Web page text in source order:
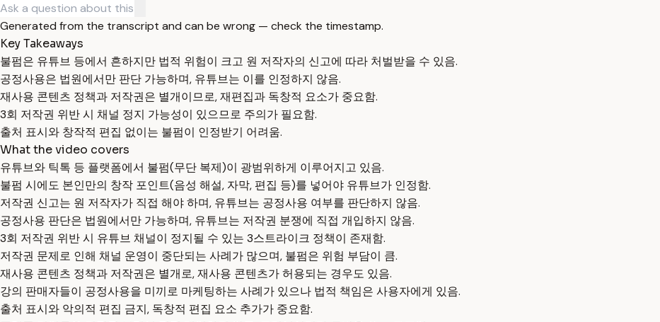
Generated from the transcript and can be wrong — check the timestamp.
Key Takeaways
불펌은 유튜브 등에서 흔하지만 법적 위험이 크고 원 저작자의 신고에 따라 처벌받을 수 있음.
공정사용은 법원에서만 판단 가능하며, 유튜브는 이를 인정하지 않음.
재사용 콘텐츠 정책과 저작권은 별개이므로, 재편집과 독창적 요소가 중요함.
3회 저작권 위반 시 채널 정지 가능성이 있으므로 주의가 필요함.
출처 표시와 창작적 편집 없이는 불펌이 인정받기 어려움.
What the video covers
유튜브와 틱톡 등 플랫폼에서 불펌(무단 복제)이 광범위하게 이루어지고 있음.
불펌 시에도 본인만의 창작 포인트(음성 해설, 자막, 편집 등)를 넣어야 유튜브가 인정함.
저작권 신고는 원 저작자가 직접 해야 하며, 유튜브는 공정사용 여부를 판단하지 않음.
공정사용 판단은 법원에서만 가능하며, 유튜브는 저작권 분쟁에 직접 개입하지 않음.
3회 저작권 위반 시 유튜브 채널이 정지될 수 있는 3스트라이크 정책이 존재함.
저작권 문제로 인해 채널 운영이 중단되는 사례가 많으며, 불펌은 위험 부담이 큼.
재사용 콘텐츠 정책과 저작권은 별개로, 재사용 콘텐츠가 허용되는 경우도 있음.
강의 판매자들이 공정사용을 미끼로 마케팅하는 사례가 있으나 법적 책임은 사용자에게 있음.
출처 표시와 악의적 편집 금지, 독창적 편집 요소 추가가 중요함.